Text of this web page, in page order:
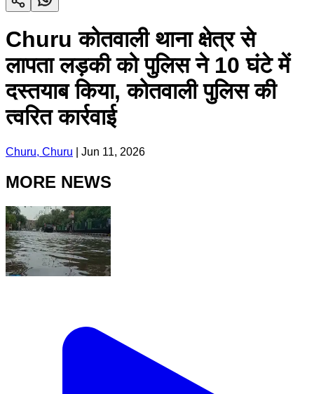
Churu कोतवाली थाना क्षेत्र से
लापता लड़की को पुलिस ने 10 घंटे में
दस्तयाब किया, कोतवाली पुलिस की
त्वरित कार्रवाई
Churu, Churu Jun 11, 2026
MORE NEWS